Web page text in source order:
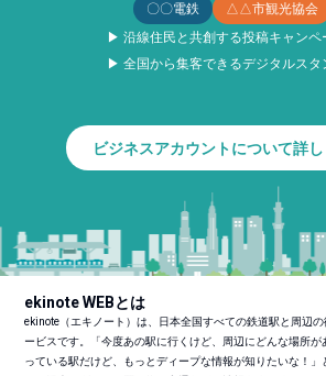
〇〇電鉄
△△市観光協会
▶ 沿線住民と共創する投稿キャンペ
▶ 全国から集客できるデジタルスタ
ビジネスアカウントについて詳
ekinote WEBとは
ekinote（エキノート）は、日本全国すべての鉄道駅と周辺
ービスです。「今度あの駅に行くけど、周辺にどんな場所
っている駅だけど、もっとディープな情報が知りたいな！」